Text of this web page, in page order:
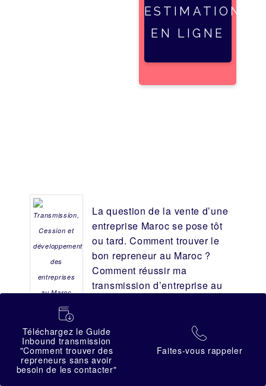
ESTIMATION
EN LIGNE
transmission
entreprise
maroc
La question de la vente d’une
entreprise Maroc se pose tôt
ou tard. Comment trouver le
bon repreneur au Maroc ?
Comment réussir ma
transmission d’entreprise au
successeur
, repreneur,
acquéreur ou
investisseur
termes utilisés sont divers :
remise
蠟
Téléchargez le Guide
Inbound transmission
"Comment trouver des
repreneurs sans avoir
besoin de les contacter"
拉
Faites-vous rappeler